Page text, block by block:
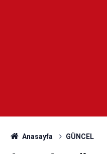
Anasayfa GÜNCEL